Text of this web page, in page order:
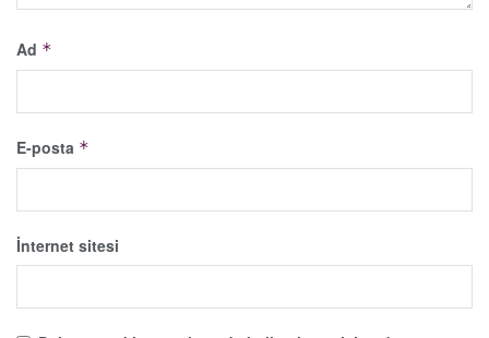
Ad *
E-posta *
İnternet sitesi